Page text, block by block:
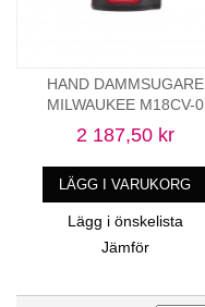
HAND DAMMSUGARE
MILWAUKEE M18CV-0
2 187,50 kr
LÄGG I VARUKORG
Lägg i önskelista
Jämför